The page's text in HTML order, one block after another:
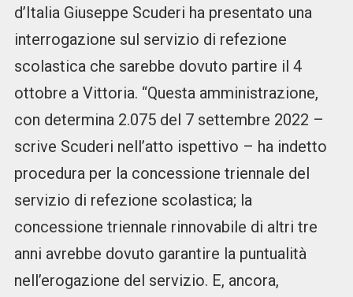
d’Italia Giuseppe Scuderi ha presentato una
interrogazione sul servizio di refezione
scolastica che sarebbe dovuto partire il 4
ottobre a Vittoria. “Questa amministrazione,
con determina 2.075 del 7 settembre 2022 –
scrive Scuderi nell’atto ispettivo – ha indetto
procedura per la concessione triennale del
servizio di refezione scolastica; la
concessione triennale rinnovabile di altri tre
anni avrebbe dovuto garantire la puntualità
nell’erogazione del servizio. E, ancora,